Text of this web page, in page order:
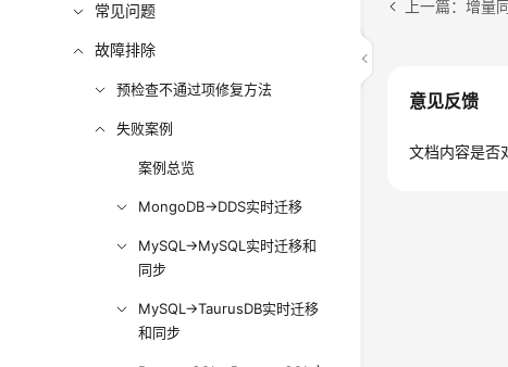
常见问题
故障排除
预检查不通过项修复方法
失败案例
案例总览
MongoDB->DDS实时迁移
MySQL->MySQL实时迁移和
同步
MySQL->TaurusDB实时迁移
和同步
意见反馈
文档内容是否